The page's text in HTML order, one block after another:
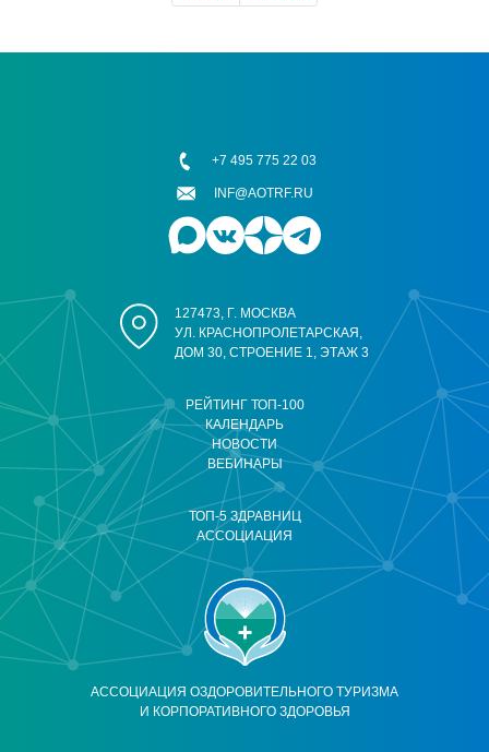
АССОЦИАЦИЯ ОЗДОРОВИТЕЛЬНОГО ТУРИЗМА
И КОРПОРАТИВНОГО ЗДОРОВЬЯ
РЕЙТИНГ ТОП-100
КАЛЕНДАРЬ
НОВОСТИ
ВЕБИНАРЫ
ТОП-5 ЗДРАВНИЦ
АССОЦИАЦИЯ
127473, Г. МОСКВА
УЛ. КРАСНОПРОЛЕТАРСКАЯ,
ДОМ 30, СТРОЕНИЕ 1, ЭТАЖ 3
+7 495 775 22 03
INF@AOTRF.RU